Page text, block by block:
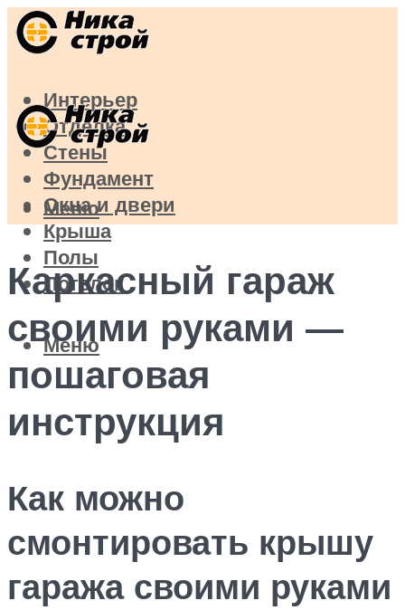
Интерьер
Отделка
Стены
Фундамент
Окна и двери
Крыша
Полы
Потолок
Меню
Меню
Каркасный гараж
своими руками —
пошаговая
инструкция
Как можно
смонтировать крышу
гаража своими руками